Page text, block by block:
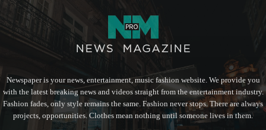
Newspaper is your news, entertainment, music fashion website. We provide you
with the latest breaking news and videos straight from the entertainment industry.
Fashion fades, only style remains the same. Fashion never stops. There are always
projects, opportunities. Clothes mean nothing until someone lives in them.